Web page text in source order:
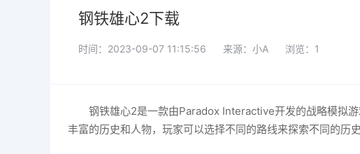
钢铁雄心2下载
时间：2023-09-07 11:15:56 来源：小A 浏览：1
钢铁雄心2是一款由Paradox Interactive开发的战略模拟
丰富的历史和人物，玩家可以选择不同的路线来探索不同的历史